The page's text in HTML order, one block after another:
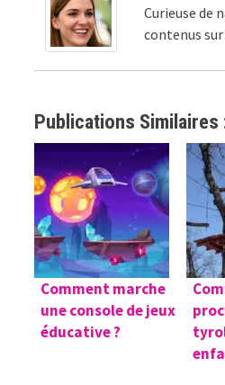
Curieuse de
contenus
Publications Similaires
Comment marche
une console de jeux
éducative ?